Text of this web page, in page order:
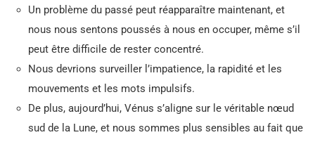
Un problème du passé peut réapparaître maintenant, et
nous nous sentons poussés à nous en occuper, même s’il
peut être difficile de rester concentré.
Nous devrions surveiller l’impatience, la rapidité et les
mouvements et les mots impulsifs.
De plus, aujourd’hui, Vénus s’aligne sur le véritable nœud
sud de la Lune, et nous sommes plus sensibles au fait que